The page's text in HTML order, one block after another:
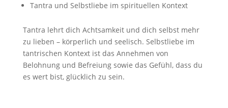
Tantra und Selbstliebe im spirituellen Kontext
Tantra lehrt dich Achtsamkeit und dich selbst mehr
zu lieben – körperlich und seelisch. Selbstliebe im
tantrischen Kontext ist das Annehmen von
Belohnung und Befreiung sowie das Gefühl, dass du
es wert bist, glücklich zu sein.